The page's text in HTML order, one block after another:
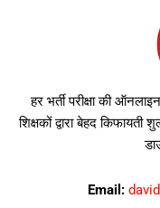
हर भर्ती परीक्षा की
शिक्षकों द्वारा बेहद
Email: